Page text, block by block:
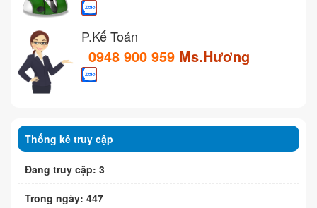
P.Kế Toán
0948 900 959 Ms.Hương
Thống kê truy cập
Đang truy cập: 3
Trong ngày: 447